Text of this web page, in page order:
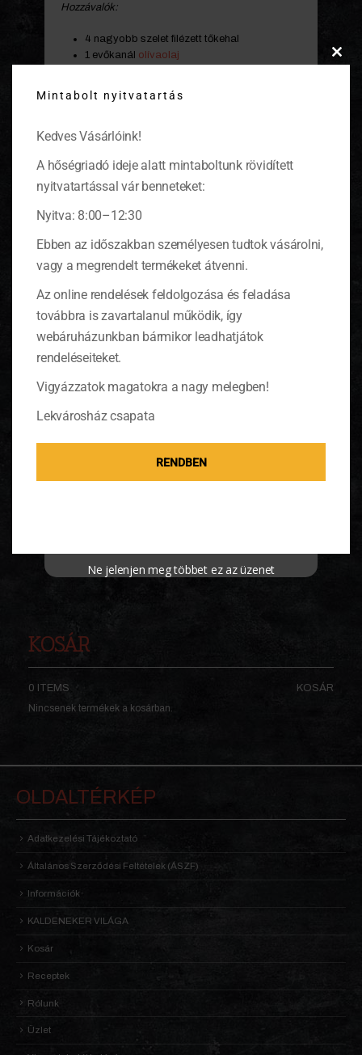
Hozzávalók:
4 nagyobb szelet filézett tőkehal
1 evőkanál olívaolaj
1 csokor petrezselyemzöld
só, darált bors
Elkészítése:
az olívaolajat, majd tegyük bele az összezúzott
Pároljuk egy percig, vigyázzunk nehogy a
fokhagyma megégjen. Adjuk hozzá a megmosott
gombafejeket, erős lángon süssük öt percig és
petrezselyemzöldet.
Daráljunk a halszeletekre borsot és ízesítsük
tepsibe, vagy tűzálló tálba, öntsük rá a
Tegyük az egészet előmelegített sütőbe és 180
KOSÁR
0 ITEMS
KOSÁR
Nincsenek termékek a kosárban.
OLDALTÉRKÉP
Adatkezelési Tájékoztató
Általános Szerződési Feltételek (ÁSZF)
Információk
KALDENEKER VILÁGA
Kosár
Receptek
Rólunk
Üzlet
Mintabolt nyitvatartás
Kedves Vásárlóink!
A hőségriadó ideje alatt mintaboltunk rövidített
nyitvatartással vár benneteket:
Nyitva: 8:00–12:30
Ebben az időszakban személyesen tudtok vásárolni,
vagy a megrendelt termékeket átvenni.
Az online rendelések feldolgozása és feladása
továbbra is zavartalanul működik, így
webáruházunkban bármikor leadhatjátok
rendeléseiteket.
Vigyázzatok magatokra a nagy melegben!
Lekvárosház csapata
RENDBEN
Ne jelenjen meg többet ez az üzenet